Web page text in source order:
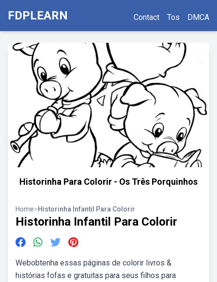
FDPLEARN Contact Tos DMCA
Historinha Para Colorir - Os Três Porquinhos
Home>Historinha Infantil Para Colorir
Historinha Infantil Para Colorir
Webobtenha essas páginas de colorir livros &
histórias fofas e gratuitas para seus filhos para